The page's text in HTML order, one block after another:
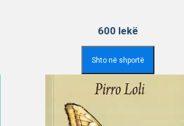
600 lekë
Shto në shportë